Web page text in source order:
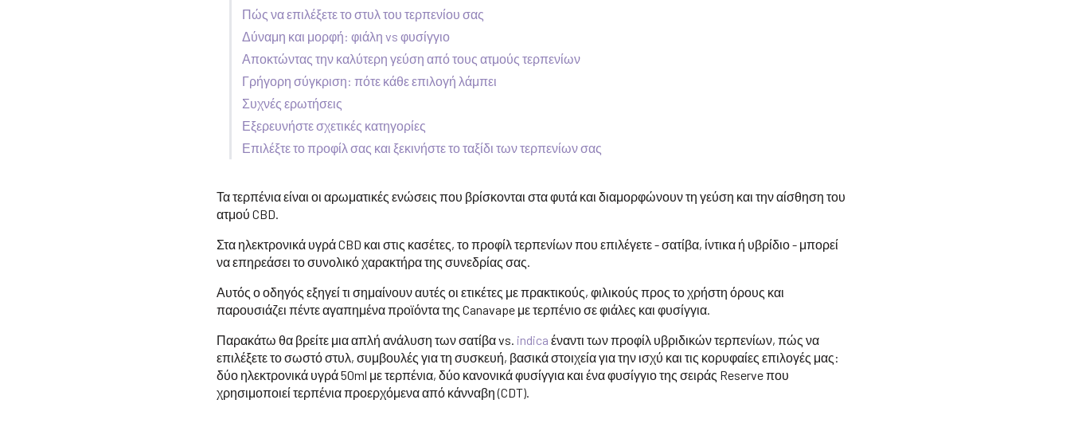
Πώς να επιλέξετε το στυλ του τερπενίου σας
Δύναμη και μορφή: φιάλη vs φυσίγγιο
Αποκτώντας την καλύτερη γεύση από τους ατμούς τερπενίων
Γρήγορη σύγκριση: πότε κάθε επιλογή λάμπει
Συχνές ερωτήσεις
Εξερευνήστε σχετικές κατηγορίες
Επιλέξτε το προφίλ σας και ξεκινήστε το ταξίδι των τερπενίων σας
Τα τερπένια είναι οι αρωματικές ενώσεις που βρίσκονται στα φυτά και διαμορφώνουν τη γεύση και την αίσθηση του
ατμού CBD.
Στα ηλεκτρονικά υγρά CBD και στις κασέτες, το προφίλ τερπενίων που επιλέγετε - σατίβα, ίντικα ή υβρίδιο - μπορεί
να επηρεάσει το συνολικό χαρακτήρα της συνεδρίας σας.
Αυτός ο οδηγός εξηγεί τι σημαίνουν αυτές οι ετικέτες με πρακτικούς, φιλικούς προς το χρήστη όρους και
παρουσιάζει πέντε αγαπημένα προϊόντα της Canavape με τερπένιο σε φιάλες και φυσίγγια.
Παρακάτω θα βρείτε μια απλή ανάλυση των σατίβα vs. indica έναντι των προφίλ υβριδικών τερπενίων, πώς να
επιλέξετε το σωστό στυλ, συμβουλές για τη συσκευή, βασικά στοιχεία για την ισχύ και τις κορυφαίες επιλογές μας:
δύο ηλεκτρονικά υγρά 50ml με τερπένια, δύο κανονικά φυσίγγια και ένα φυσίγγιο της σειράς Reserve που
χρησιμοποιεί τερπένια προερχόμενα από κάνναβη (CDT).